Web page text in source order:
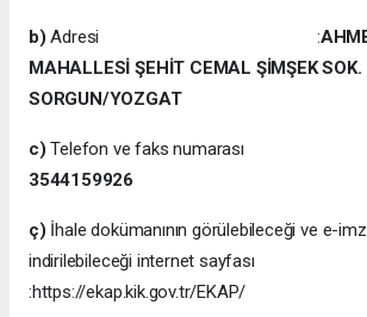
b) Adresi :
MAHALLESİ ŞEHİT CEMAL ŞİMŞEK
SORGUN/YOZGAT
c) Telefon ve faks numarası
3544159926
ç) İhale dokümanının görülebileceği ve e-
indirilebileceği internet sayfası
:https://ekap.kik.gov.tr/EKAP/